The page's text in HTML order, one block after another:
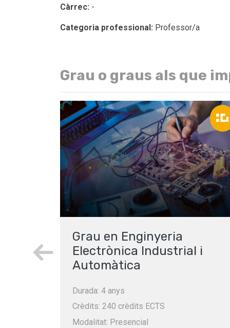
Càrrec: -
Categoria professional: Professor/a
Grau o graus als que
Grau en Enginyeria
Electrònica Industrial i
Automàtica
Durada: 4 anys
Crèdits: 240 crèdits ECTS
Modalitat: Presencial